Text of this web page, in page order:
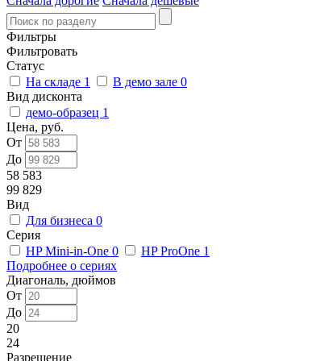
Фильтры
Фильтровать
Статус
На складе 1 В демо зале 0
Вид дисконта
демо-образец 1
Цена, руб.
От
До
58 583
99 829
Вид
Для бизнеса 0
Серия
HP Mini-in-One 0 HP ProOne 1
Подробнее о сериях
Диагональ, дюймов
От
До
20
24
Разрешение